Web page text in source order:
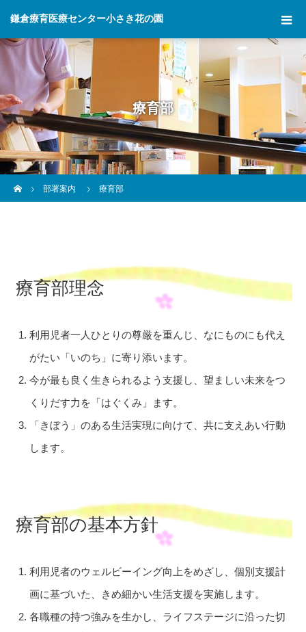
鎌倉療育医療センター小さき花の園
療育部
部署案内
療育部
療育部理念
利用児者一人ひとりの尊厳を重んじ、なにものにも代え
がたい「いのち」に寄り添います。
今が最も良く生きられるよう支援し、望ましい未来をつ
くりだす力を「はぐくみ」ます。
「きぼう」のある生活実現に向けて、共に支えあい行動
します。
療育部の基本方針
利用児者のウェルビーイング向上をめざし、個別支援計
画に基づいた、きめ細かい生活支援を実施します。
各職種の持つ強みを生かし、ライフステージに沿った切